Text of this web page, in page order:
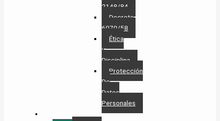
2148/84
Decreto
6070/58
Ética
y
Disciplina
Protección
De
Datos
Personales​